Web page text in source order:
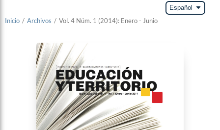
Español arrow_drop_down
Inicio / Archivos / Vol. 4 Núm. 1 (2014): Enero - Junio